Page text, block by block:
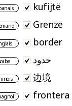
kufijtë
Grenze
border
حدود
边境
frontera